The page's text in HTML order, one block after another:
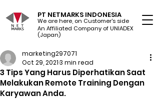
PT NETMARKS INDONESIA
We are here, on Customer's side
An Affiliated Company of UNIADEX Ltd.
(Japan)
3 Tips Yang Harus Diperhatikan Saat
Melakukan Remote Training Dengan
Karyawan Anda.
marketing297071
Oct 29, 20213 min read